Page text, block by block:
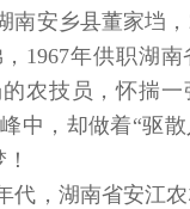
南安乡县董家垱
1967年供职湖
农技员，怀揣一
中，却做着“驱
代，湖南省安江